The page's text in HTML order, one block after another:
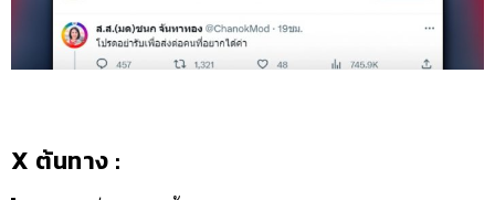
X ต้นทาง :